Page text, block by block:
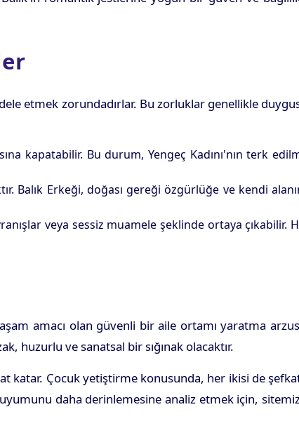
etmek zorundadırlar. Bu zorluklar genellikle
kapatabilir. Bu durum, Yengeç Kadını'nın terk
Balık Erkeği, doğası gereği özgürlüğe ve kendi
veya sessiz muamele şeklinde ortaya çıkabilir.
amacı olan güvenli bir aile ortamı yaratma
huzurlu ve sanatsal bir sığınak olacaktır.
katar. Çocuk yetiştirme konusunda, her ikisi de
daha derinlemesine analiz etmek için,